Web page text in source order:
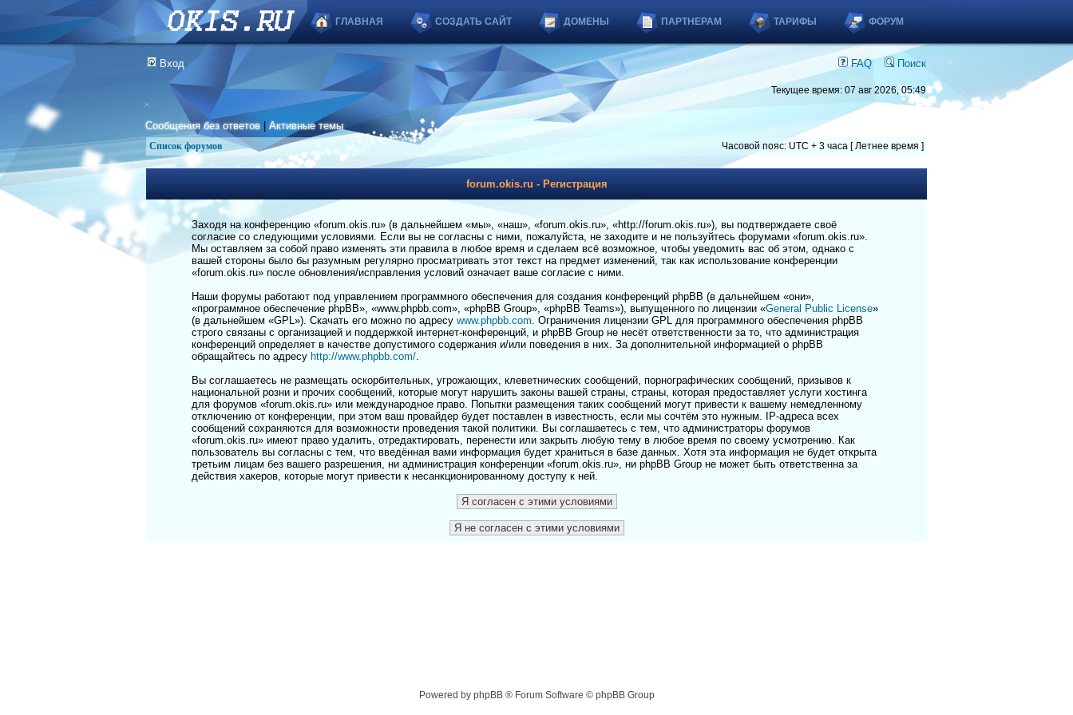
ГЛАВНАЯ СОЗДАТЬ САЙТ ДОМЕНЫ ПАРТНЕРАМ ТАРИФЫ ФОРУМ
Вход FAQ Поиск
Текущее время: 07 авг 2026, 05:49
Сообщения без ответов |Активные темы
Список форумов Часовой пояс: UTC + 3 часа [ Летнее время ]
forum.okis.ru - Регистрация
Заходя на конференцию «forum.okis.ru» (в дальнейшем «мы», «наш», «forum.okis.ru», «http://forum.okis.ru»), вы подтверждаете своё
согласие со следующими условиями. Если вы не согласны с ними, пожалуйста, не заходите и не пользуйтесь форумами «forum.okis.ru».
Мы оставляем за собой право изменять эти правила в любое время и сделаем всё возможное, чтобы уведомить вас об этом, однако с
вашей стороны было бы разумным регулярно просматривать этот текст на предмет изменений, так как использование конференции
«forum.okis.ru» после обновления/исправления условий означает ваше согласие с ними.
Наши форумы работают под управлением программного обеспечения для создания конференций phpBB (в дальнейшем «они»,
«программное обеспечение phpBB», «www.phpbb.com», «phpBB Group», «phpBB Teams»), выпущенного по лицензии «General Public License»
(в дальнейшем «GPL»). Скачать его можно по адресу www.phpbb.com. Ограничения лицензии GPL для программного обеспечения phpBB
строго связаны с организацией и поддержкой интернет-конференций, и phpBB Group не несёт ответственности за то, что администрация
конференций определяет в качестве допустимого содержания и/или поведения в них. За дополнительной информацией о phpBB
обращайтесь по адресу http://www.phpbb.com/.
Вы соглашаетесь не размещать оскорбительных, угрожающих, клеветнических сообщений, порнографических сообщений, призывов к
национальной розни и прочих сообщений, которые могут нарушить законы вашей страны, страны, которая предоставляет услуги хостинга
для форумов «forum.okis.ru» или международное право. Попытки размещения таких сообщений могут привести к вашему немедленному
отключению от конференции, при этом ваш провайдер будет поставлен в известность, если мы сочтём это нужным. IP-адреса всех
сообщений сохраняются для возможности проведения такой политики. Вы соглашаетесь с тем, что администраторы форумов
«forum.okis.ru» имеют право удалить, отредактировать, перенести или закрыть любую тему в любое время по своему усмотрению. Как
пользователь вы согласны с тем, что введённая вами информация будет храниться в базе данных. Хотя эта информация не будет открыта
третьим лицам без вашего разрешения, ни администрация конференции «forum.okis.ru», ни phpBB Group не может быть ответственна за
действия хакеров, которые могут привести к несанкционированному доступу к ней.
Powered by phpBB ® Forum Software © phpBB Group